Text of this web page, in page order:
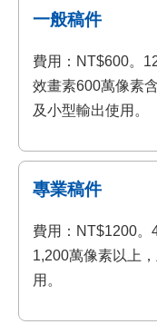
一般稿件
費用：NT$600。
效畫素600萬像素
及小型輸出使用。
專業稿件
費用：NT$1200
1,200萬像素以上
用。